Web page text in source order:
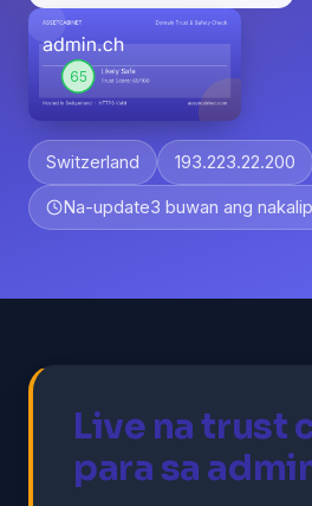
Switzerland 193.223.22.200
Na-update3 buwan ang
Live na trust
para sa